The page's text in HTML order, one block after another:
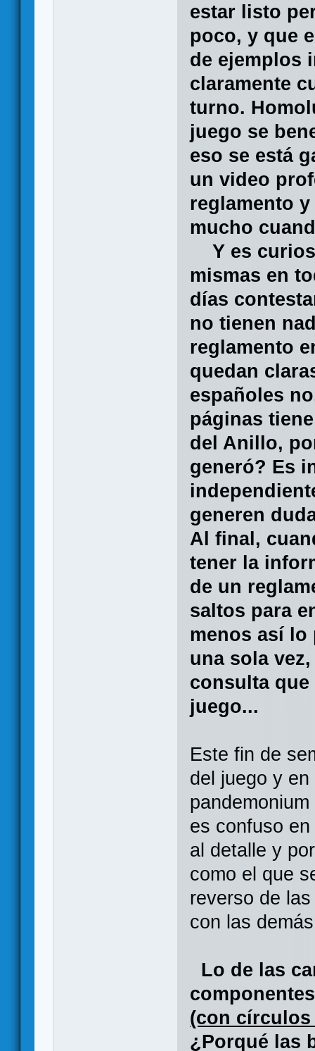
estar listo
poco, y que
de ejemplos
claramente
turno.
juego se
eso se está
un video
reglamento
mucho
Y es
mismas en
días
no tienen
reglamento
quedan
españoles
páginas
del Anillo,
generó? Es
generen
Al final,
tener la
de un
saltos para
menos así lo
una sola
consulta que
juego...
Este fin de
del juego y
es confuso
al detalle y
como el que
reverso de
con las
Lo de las
(con círculos
¿Porqué las